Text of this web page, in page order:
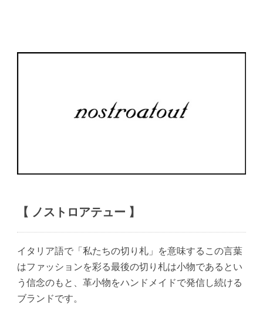
【 ノストロアテュー 】
イタリア語で「私たちの切り札」を意味するこの言葉
はファッションを彩る最後の切り札は小物であるとい
う信念のもと、革小物をハンドメイドで発信し続ける
ブランドです。